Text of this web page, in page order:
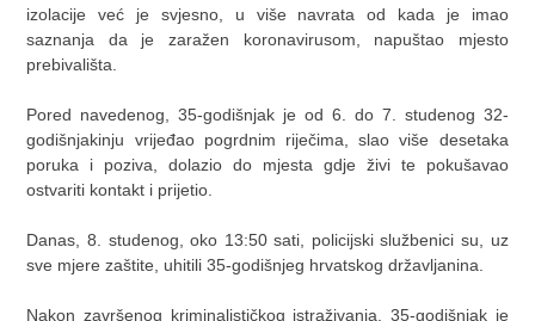
izolacije već je svjesno, u više navrata od kada je imao
saznanja da je zaražen koronavirusom, napuštao mjesto
prebivališta.
Pored navedenog, 35-godišnjak je od 6. do 7. studenog 32-
godišnjakinju vrijeđao pogrdnim riječima, slao više desetaka
poruka i poziva, dolazio do mjesta gdje živi te pokušavao
ostvariti kontakt i prijetio.
Danas, 8. studenog, oko 13:50 sati, policijski službenici su, uz
sve mjere zaštite, uhitili 35-godišnjeg hrvatskog državljanina.
Nakon završenog kriminalističkog istraživanja, 35-godišnjak je